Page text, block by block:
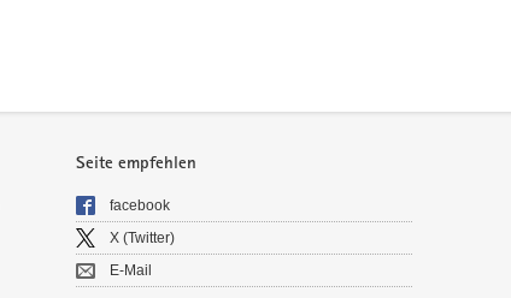
Seite empfehlen
facebook
X (Twitter)
E-Mail